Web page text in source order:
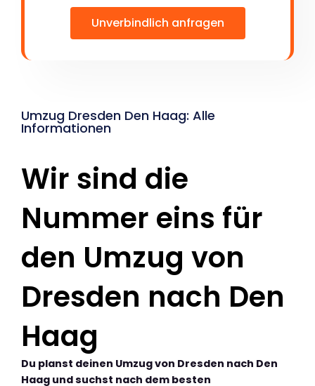
Unverbindlich anfragen
Umzug Dresden Den Haag: Alle
Informationen
Wir sind die
Nummer eins für
den Umzug von
Dresden nach Den
Haag
Du planst deinen Umzug von Dresden nach Den
Haag und suchst nach dem besten